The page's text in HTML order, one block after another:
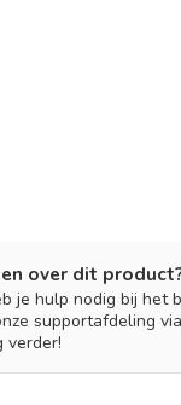
over dit
je hulp nodig bij het
supportafdeling via
verder!